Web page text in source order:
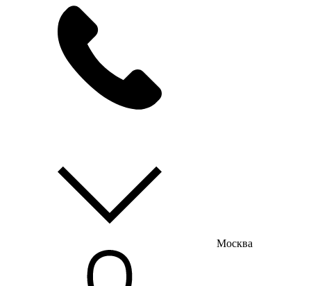
Москва